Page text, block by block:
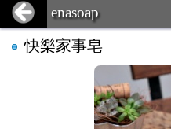
enasoap
快樂家事皂